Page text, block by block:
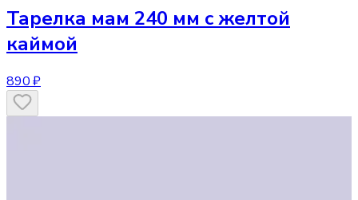
Тарелка мам 240 мм с желтой
каймой
890 ₽